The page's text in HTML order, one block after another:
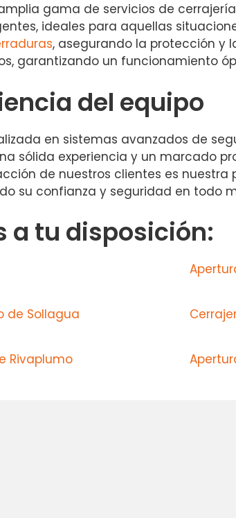
gama de servicios de
ideales para aquellas
, asegurando la protección y
garantizando un funcionamiento
del equipo
en sistemas avanzados de
sólida experiencia y un marcado
de nuestros clientes es
su confianza y seguridad en todo
a tu disposición:
de Sollagua
Rivaplumo